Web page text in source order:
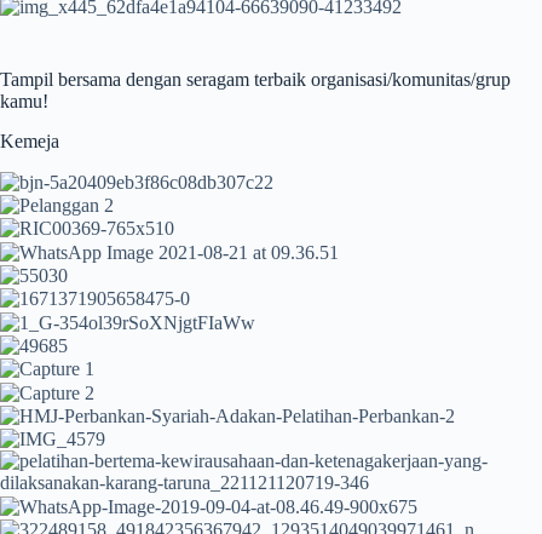
Tampil bersama dengan seragam terbaik organisasi/komunitas/grup
kamu!
Kemeja